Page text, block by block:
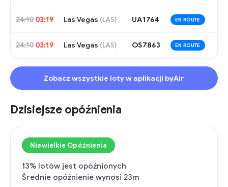
24:10 03:19 Las Vegas (LAS) UA1764 EN ROUTE
24:10 03:19 Las Vegas (LAS) OS7863 EN ROUTE
Zobacz wszystkie loty w aplikacji byAir
Dzisiejsze opóźnienia
Niewielkie Opóźnienia
13% lotów jest opóźnionych
Średnie opóźnienie wynosi 23m